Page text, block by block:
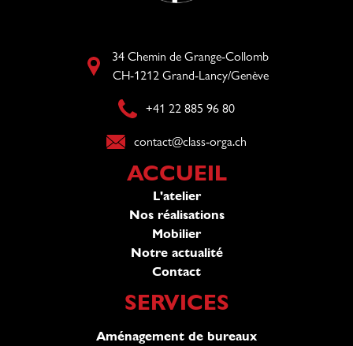
34 Chemin de Grange-Collomb
CH-1212 Grand-Lancy/Genève
+41 22 885 96 80​
contact@class-orga.ch​
ACCUEIL
L'atelier
Nos réalisations
Mobilier
Notre actualité
Contact
SERVICES
Aménagement de bureaux